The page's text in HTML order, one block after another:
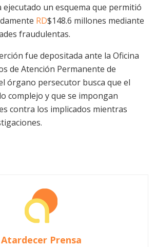
ejecutado un esquema que permitió
RD$148.6 millones mediante
fraudulentas.
fue depositada ante la Oficina
de Atención Permanente de
órgano persecutor busca que el
complejo y que se impongan
contra los implicados mientras
Atardecer Prensa